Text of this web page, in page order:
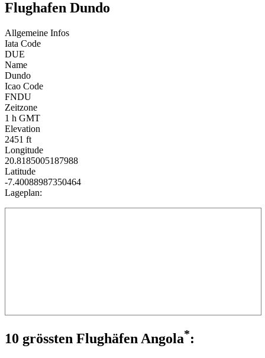
Flughafen Dundo
Allgemeine Infos
Iata Code
DUE
Name
Dundo
Icao Code
FNDU
Zeitzone
1 h GMT
Elevation
2451 ft
Longitude
20.8185005187988
Latitude
-7.40088987350464
Lageplan:
10 grössten Flughäfen Angola*: